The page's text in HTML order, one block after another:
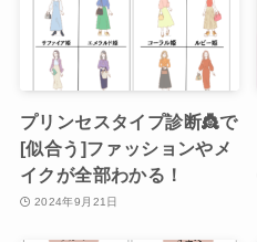
プリンセスタイプ診断👸で
[似合う]ファッションやメ
イクが全部わかる！
2024年9月21日